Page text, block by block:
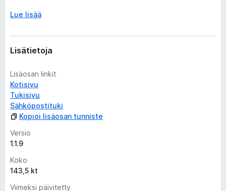
Lue lisää
Lisätietoja
Lisäosan linkit
Kotisivu
Tukisivu
Sähköpostituki
Kopioi lisäosan tunniste
Versio
1.1.9
Koko
143,5 kt
Viimeksi päivitetty